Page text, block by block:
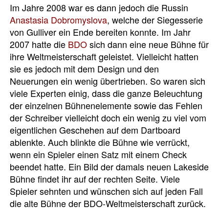
Im Jahre 2008 war es dann jedoch die Russin
Anastasia Dobromyslova, welche der Siegesserie
von Gulliver ein Ende bereiten konnte. Im Jahr
2007 hatte die BDOsich dann eine neue Bühne für
ihre Weltmeisterschaft geleistet. Vielleicht hatten
sie es jedoch mit dem Design und den
Neuerungen ein wenig übertrieben. So waren sich
viele Experten einig, dass die ganze Beleuchtung
der einzelnen Bühnenelemente sowie das Fehlen
der Schreiber vielleicht doch ein wenig zu viel vom
eigentlichen Geschehen auf dem Dartboard
ablenkte. Auch blinkte die Bühne wie verrückt,
wenn ein Spieler einen Satz mit einem Check
beendet hatte. Ein Bild der damals neuen Lakeside
Bühne findet ihr auf der rechten Seite. Viele
Spieler sehnten und wünschen sich auf jeden Fall
die alte Bühne der BDO-Weltmeisterschaft zurück.